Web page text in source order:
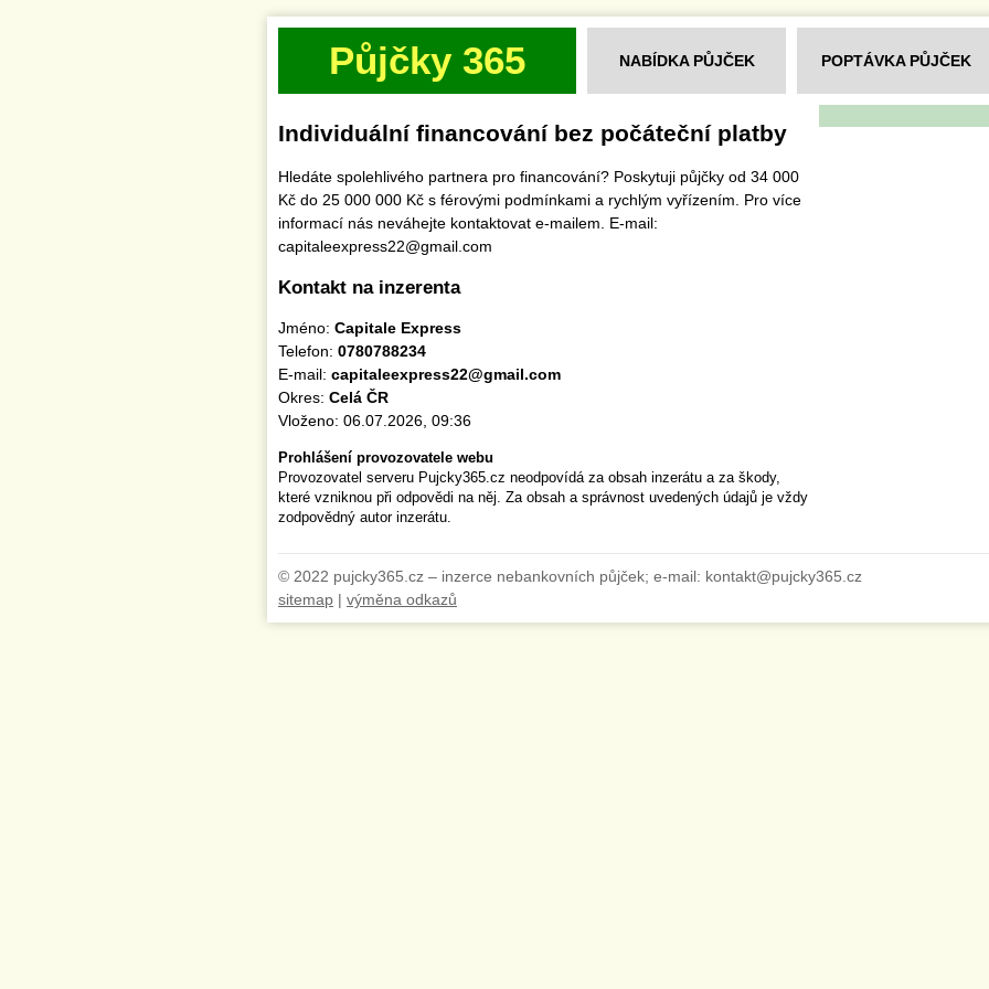
Půjčky 365 NABÍDKA PŮJČEK POPTÁVKA PŮJČEK
Individuální financování bez počáteční platby
Hledáte spolehlivého partnera pro financování? Poskytuji půjčky od 34 000
Kč do 25 000 000 Kč s férovými podmínkami a rychlým vyřízením. Pro více
informací nás neváhejte kontaktovat e-mailem. E-mail:
capitaleexpress22@gmail.com
Kontakt na inzerenta
Jméno: Capitale Express
Telefon: 0780788234
E-mail: capitaleexpress22@gmail.com
Okres: Celá ČR
Vloženo: 06.07.2026, 09:36
Prohlášení provozovatele webu
Provozovatel serveru Pujcky365.cz neodpovídá za obsah inzerátu a za škody,
které vzniknou při odpovědi na něj. Za obsah a správnost uvedených údajů je vždy
zodpovědný autor inzerátu.
© 2022 pujcky365.cz – inzerce nebankovních půjček; e-mail: kontakt@pujcky365.cz
sitemap | výměna odkazů